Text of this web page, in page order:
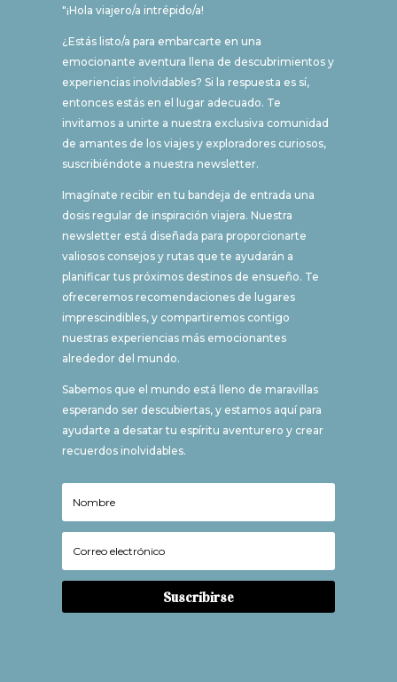
"¡Hola viajero/a intrépido/a!
¿Estás listo/a para embarcarte en una
emocionante aventura llena de descubrimientos y
experiencias inolvidables? Si la respuesta es sí,
entonces estás en el lugar adecuado. Te
invitamos a unirte a nuestra exclusiva comunidad
de amantes de los viajes y exploradores curiosos,
suscribiéndote a nuestra newsletter.
Imagínate recibir en tu bandeja de entrada una
dosis regular de inspiración viajera. Nuestra
newsletter está diseñada para proporcionarte
valiosos consejos y rutas que te ayudarán a
planificar tus próximos destinos de ensueño. Te
ofreceremos recomendaciones de lugares
imprescindibles, y compartiremos contigo
nuestras experiencias más emocionantes
alrededor del mundo.
Sabemos que el mundo está lleno de maravillas
esperando ser descubiertas, y estamos aquí para
ayudarte a desatar tu espíritu aventurero y crear
recuerdos inolvidables.
Suscribirse